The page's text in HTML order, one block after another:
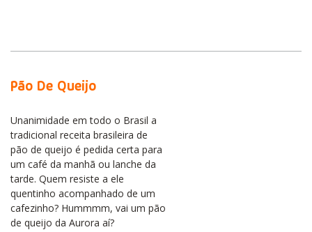
Pão De Queijo
Unanimidade em todo o Brasil a
tradicional receita brasileira de
pão de queijo é pedida certa para
um café da manhã ou lanche da
tarde. Quem resiste a ele
quentinho acompanhado de um
cafezinho? Hummmm, vai um pão
de queijo da Aurora aí?